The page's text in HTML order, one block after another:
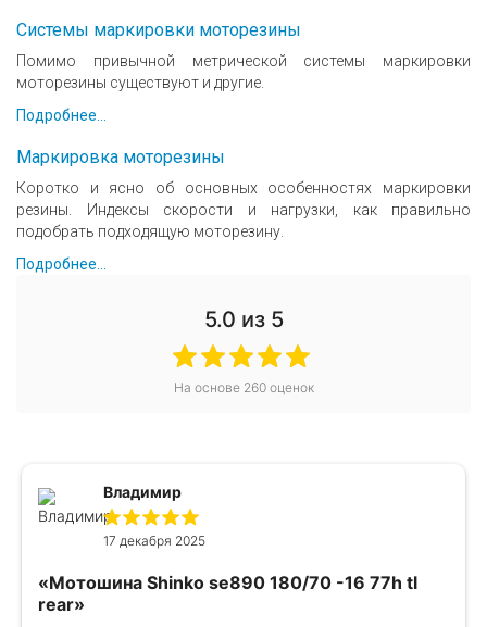
Системы маркировки моторезины
Помимо привычной метрической системы маркировки
моторезины существуют и другие.
Подробнее...
Маркировка моторезины
Коротко и ясно об основных особенностях маркировки
резины. Индексы скорости и нагрузки, как правильно
подобрать подходящую моторезину.
Подробнее...
5.0 из 5
На основе 260оценок
Владимир
17 декабря 2025
«Мотошина Shinko se890 180/70 -16 77h tl
rear»